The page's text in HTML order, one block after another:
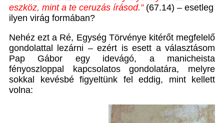
eszköz, mint a te ceruzás írásod.” (67.14) – esetleg
ilyen virág formában?
Nehéz ezt a Ré, Egység Törvénye kitérőt megfelelő
gondolattal lezárni – ezért is esett a választásom
Pap Gábor egy idevágó, a manicheista
fényoszloppal kapcsolatos gondolatára, melyre
sokkal kevésbé figyeltünk fel eddig, mint kellett
volna: